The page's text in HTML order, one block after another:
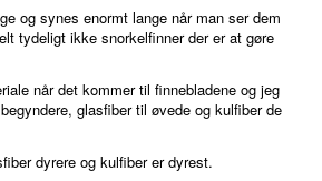
og synes enormt lange når man ser dem
tydeligt ikke snorkelfinner der er at gøre
når det kommer til finnebladene og jeg
glasfiber til øvede og kulfiber de
dyrere og kulfiber er dyrest.